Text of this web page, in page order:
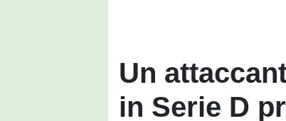
Un
in Serie D